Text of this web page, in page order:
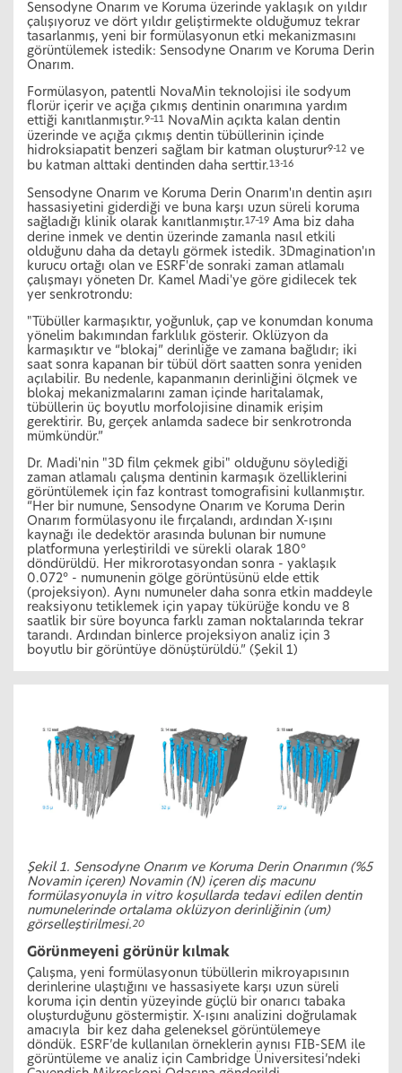
Sensodyne Onarım ve Koruma üzerinde yaklaşık on yıldır
çalışıyoruz ve dört yıldır geliştirmekte olduğumuz tekrar
tasarlanmış, yeni bir formülasyonun etki mekanizmasını
görüntülemek istedik: Sensodyne Onarım ve Koruma Derin
Onarım.
Formülasyon, patentli NovaMin teknolojisi ile sodyum
florür içerir ve açığa çıkmış dentinin onarımına yardım
ettiği kanıtlanmıştır.9–11
NovaMin açıkta kalan dentin
üzerinde ve açığa çıkmış dentin tübüllerinin içinde
hidroksiapatit benzeri sağlam bir katman oluşturur9-12 ve
bu katman alttaki dentinden daha serttir.13-16
Sensodyne Onarım ve Koruma Derin Onarım'ın dentin aşırı
hassasiyetini giderdiği ve buna karşı uzun süreli koruma
sağladığı klinik olarak kanıtlanmıştır.17–19 Ama biz daha
derine inmek ve dentin üzerinde zamanla nasıl etkili
olduğunu daha da detaylı görmek istedik. 3Dmagination'ın
kurucu ortağı olan ve ESRF'de sonraki zaman atlamalı
çalışmayı yöneten Dr. Kamel Madi'ye göre gidilecek tek
yer senkrotrondu:
"Tübüller karmaşıktır, yoğunluk, çap ve konumdan konuma
yönelim bakımından farklılık gösterir. Oklüzyon da
karmaşıktır ve “blokaj” derinliğe ve zamana bağlıdır; iki
saat sonra kapanan bir tübül dört saatten sonra yeniden
açılabilir. Bu nedenle, kapanmanın derinliğini ölçmek ve
blokaj mekanizmalarını zaman içinde haritalamak,
tübüllerin üç boyutlu morfolojisine dinamik erişim
gerektirir. Bu, gerçek anlamda sadece bir senkrotronda
mümkündür.”
Dr. Madi'nin "3D film çekmek gibi" olduğunu söylediği
zaman atlamalı çalışma dentinin karmaşık özelliklerini
görüntülemek için faz kontrast tomografisini kullanmıştır.
“Her bir numune, Sensodyne Onarım ve Koruma Derin
Onarım formülasyonu ile fırçalandı, ardından X-ışını
kaynağı ile dedektör arasında bulunan bir numune
platformuna yerleştirildi ve sürekli olarak 180°
döndürüldü. Her mikrorotasyondan sonra - yaklaşık
0.072° - numunenin gölge görüntüsünü elde ettik
(projeksiyon). Aynı numuneler daha sonra etkin maddeyle
reaksiyonu tetiklemek için yapay tükürüğe kondu ve 8
saatlik bir süre boyunca farklı zaman noktalarında tekrar
tarandı. Ardından binlerce projeksiyon analiz için 3
boyutlu bir görüntüye dönüştürüldü.” (Şekil 1)
Şekil 1. Sensodyne Onarım ve Koruma Derin Onarımın (%5
Novamin içeren) Novamin (N) içeren diş macunu
formülasyonuyla in vitro koşullarda tedavi edilen dentin
numunelerinde ortalama oklüzyon derinliğinin (um)
görselleştirilmesi. 20
Görünmeyeni görünür kılmak
Çalışma, yeni formülasyonun tübüllerin mikroyapısının
derinlerine ulaştığını ve hassasiyete karşı uzun süreli
koruma için dentin yüzeyinde güçlü bir onarıcı tabaka
oluşturduğunu göstermiştir. X-ışını analizini doğrulamak
amacıyla bir kez daha geleneksel görüntülemeye
döndük. ESRF’de kullanılan örneklerin aynısı FIB-SEM ile
görüntüleme ve analiz için Cambridge Üniversitesi’ndeki